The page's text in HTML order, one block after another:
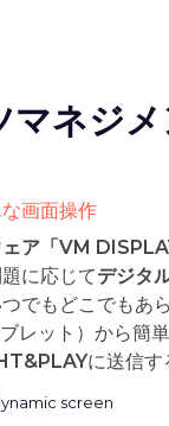
マネジ
画面操作
ア「VM
に応じてデジタ
でもどこでもあ
レット）から簡
に送信す